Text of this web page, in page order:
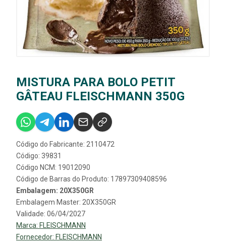
MISTURA PARA BOLO PETIT
GÂTEAU FLEISCHMANN 350G
Código do Fabricante: 2110472
Código: 39831
Código NCM: 19012090
Código de Barras do Produto: 17897309408596
Embalagem: 20X350GR
Embalagem Master: 20X350GR
Validade: 06/04/2027
Marca: FLEISCHMANN
Fornecedor: FLEISCHMANN